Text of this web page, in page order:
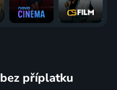
bez příplatku